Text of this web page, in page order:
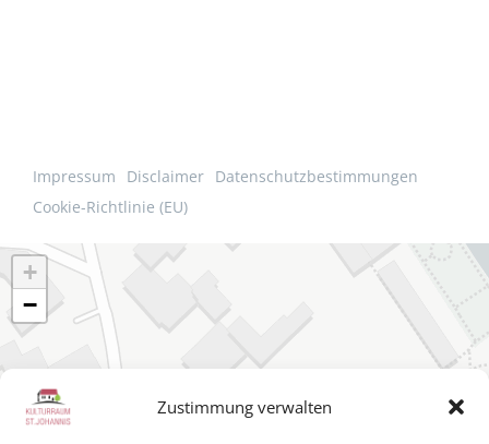
Zustimmung verwalten
Impressum Disclaimer Datenschutzbestimmungen
Cookie-Richtlinie (EU)
+
−